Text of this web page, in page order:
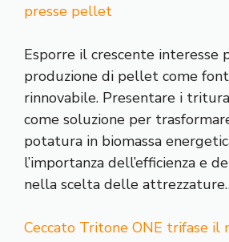
presse pellet
Esporre il crescente interesse
produzione di pellet come
rinnovabile. Presentare i
come soluzione per
potatura in biomassa
l’importanza dell’efficienza e
nella scelta delle
Ceccato Tritone ONE trifase il